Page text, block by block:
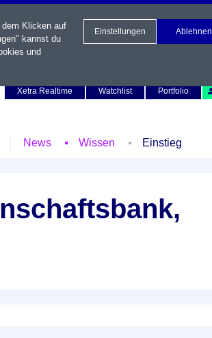
Xetra Realtime
Watchlist Portfolio
News Wissen Einstieg
Klicken auf
kannst du
und
Einstellungen Ablehnen